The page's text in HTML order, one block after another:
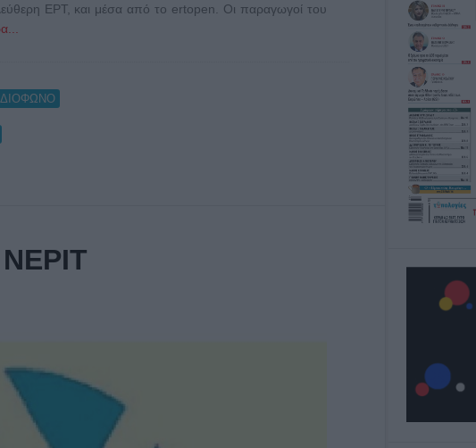
ΕΡΤ, και μέσα από το ertopen. Οι παραγωγοί του